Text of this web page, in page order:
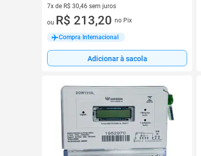
7x de R$ 30,46 sem juros
7 vez de R$ 30,46 sem juros
ou R$ 213,20 no Pix
Compra Internacional
Adicionar à sacola